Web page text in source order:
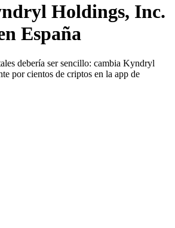
Holdings, Inc.
España
debería ser sencillo: cambia Kyndryl
por cientos de criptos en la app de